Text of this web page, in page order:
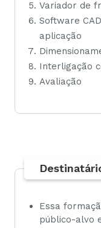
Variador de
Software
aplicação
Interligação
Avaliação
Essa
público-alvo